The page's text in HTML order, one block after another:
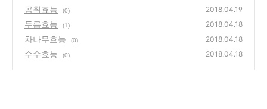
곰취효능 (0) 2018.04.19
두릅효능 (1) 2018.04.18
차나무효능 (0) 2018.04.18
수수효능 (0) 2018.04.18